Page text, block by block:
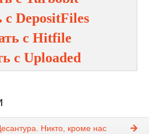
с DepositFiles
с Hitfile
с Uploaded
Никто, кроме нас